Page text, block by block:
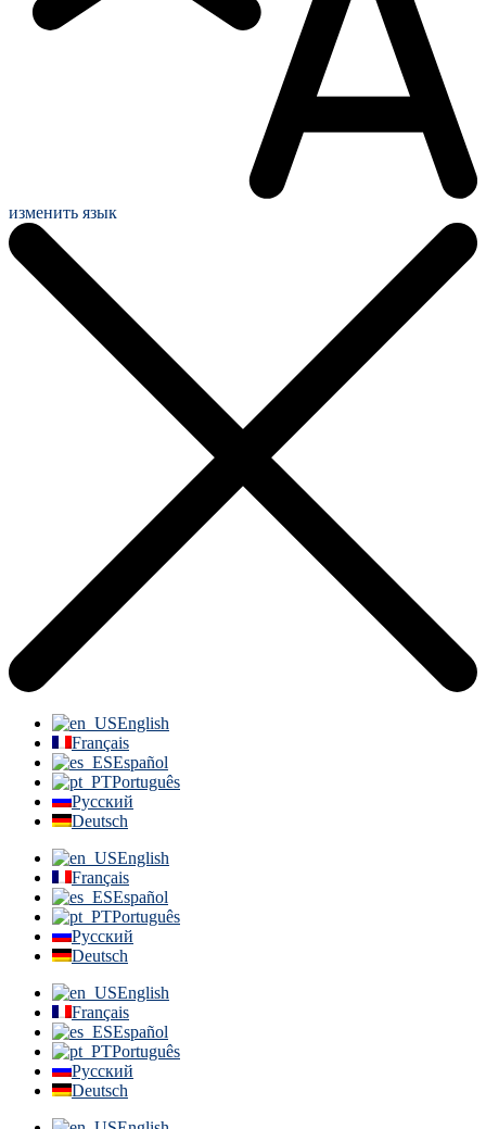
изменить язык
English
Français
Español
Português
Русский
Deutsch
English
Français
Español
Português
Русский
Deutsch
English
Français
Español
Português
Русский
Deutsch